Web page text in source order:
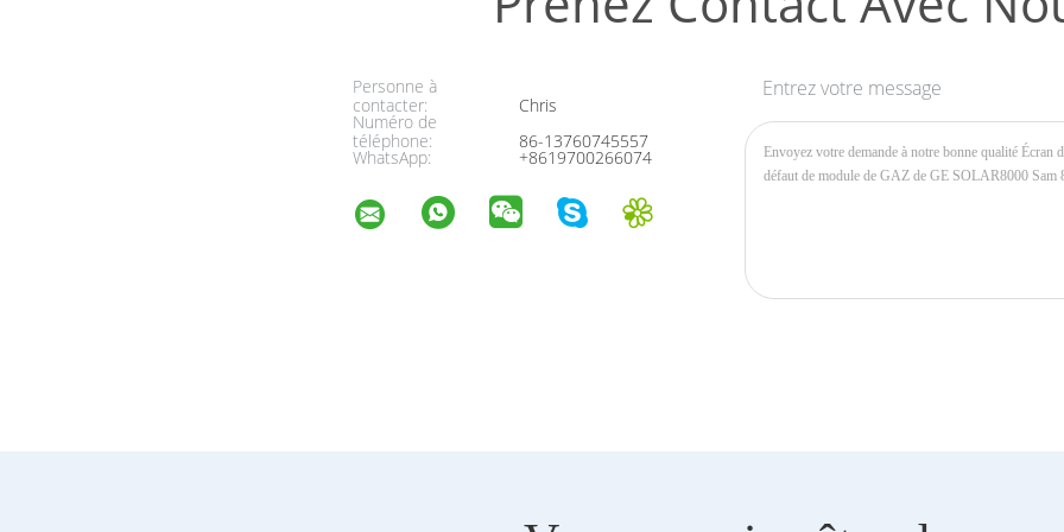
Personne à
contacter:
Chris
Numéro de
téléphone:
86-13760745557
WhatsApp: +8619700266074
Entrez votre message